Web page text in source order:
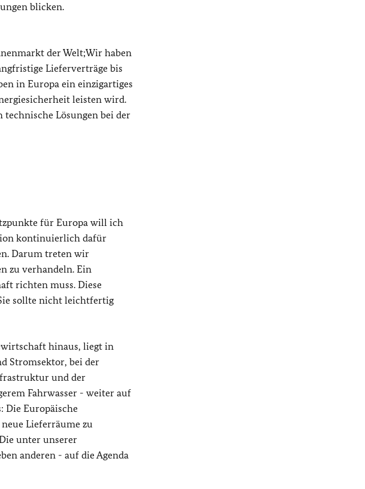
blicken.
der Welt;Wir haben
Lieferverträge bis
in Europa ein einzigartiges
leisten wird.
technische Lösungen bei der
für Europa will ich
kontinuierlich dafür
Darum treten wir
zu verhandeln. Ein
richten muss. Diese
sollte nicht leichtfertig
hinaus, liegt in
Stromsektor, bei der
und der
Fahrwasser - weiter auf
Die Europäische
Lieferräume zu
unter unserer
anderen - auf die Agenda